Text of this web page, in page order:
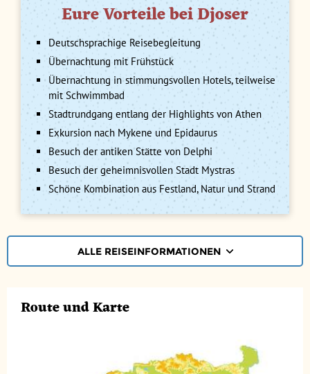
Eure Vorteile bei Djoser
Deutschsprachige Reisebegleitung
Übernachtung mit Frühstück
Übernachtung in stimmungsvollen Hotels, teilweise
mit Schwimmbad
Stadtrundgang entlang der Highlights von Athen
Exkursion nach Mykene und Epidaurus
Besuch der antiken Stätte von Delphi
Besuch der geheimnisvollen Stadt Mystras
Schöne Kombination aus Festland, Natur und Strand
ALLE REISEINFORMATIONEN
TERMINE | PREISE
PRAKTISCHE INFOS
Route und Karte